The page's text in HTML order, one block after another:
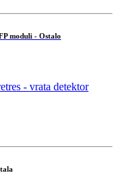
moduli - Ostalo